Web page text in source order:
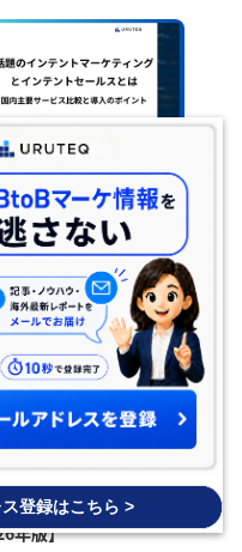
ントマーケティングと
ントセールスとは？違
内主要サービスを解説
年版】
想的な顧客プロフィ
とは？BtoBで「受注
企業」を見極める方法
年版】
登録はこちら >